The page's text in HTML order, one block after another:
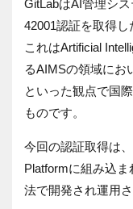
GitLabはAI管理シ
42001認証を取得し
これはArtificial
るAIMSの領域にお
といった観点で国
ものです。
今回の認証取得は
Platformに組み込
法で開発され運用